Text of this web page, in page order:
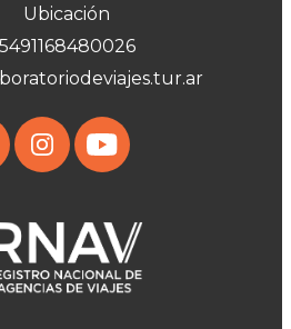
Ubicación
5491168480026